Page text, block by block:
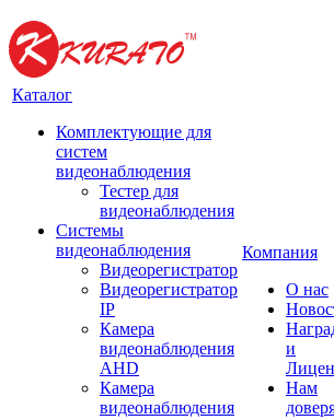
Каталог
Комплектующие для
систем
видеонаблюдения
Тестер для
видеонаблюдения
Системы
видеонаблюдения
Видеорегистратор
Видеорегистратор
IP
Камера
видеонаблюдения
AHD
Камера
видеонаблюдения
Компания
О нас
и
Нам